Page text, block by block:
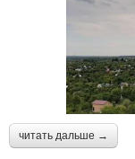
читать дальше →